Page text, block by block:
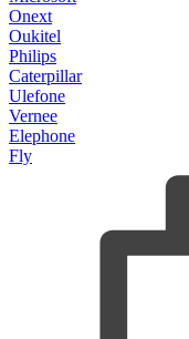
Onext
Oukitel
Philips
Caterpillar
Ulefone
Vernee
Elephone
Fly